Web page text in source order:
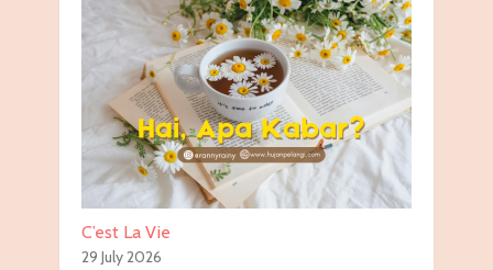
C’est La Vie
29 July 2026